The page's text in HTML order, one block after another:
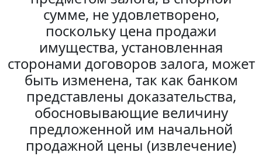
сумме, не удовлетворено,
поскольку цена продажи
имущества, установленная
сторонами договоров залога, может
быть изменена, так как банком
представлены доказательства,
обосновывающие величину
предложенной им начальной
продажной цены (извлечение)